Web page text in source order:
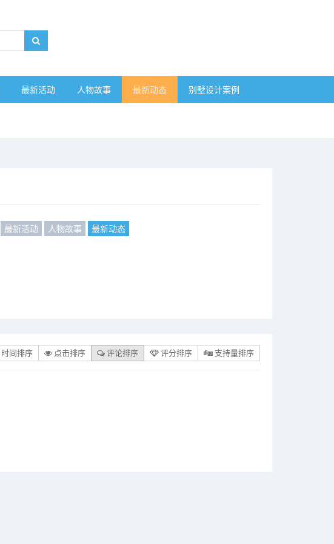
最新活动 人物故事 最新动态 别墅设计案例
最新活动 人物故事
最新动态
时间排序 点击排序 评论排序 评分排序 支持量排序